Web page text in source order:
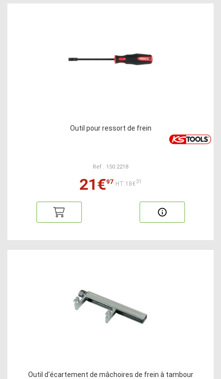
Outil pour ressort de frein
Ref : 150.2218
21€97 HT:18€31
Outil d'écartement de mâchoires de frein à tambour